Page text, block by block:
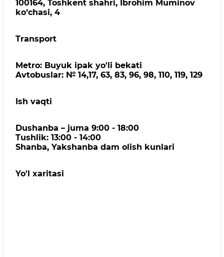
100164, Toshkent shahri, Ibrohim Muminov
ko‘chasi, 4
Transport
Metro: Buyuk ipak yo'li bekati
Avtobuslar: № 14,17, 63, 83, 96, 98, 110, 119, 129
Ish vaqti
Dushanba – juma 9:00 - 18:00
Tushlik: 13:00 - 14:00
Shanba, Yakshanba dam olish kunlari
Yo'l xaritasi